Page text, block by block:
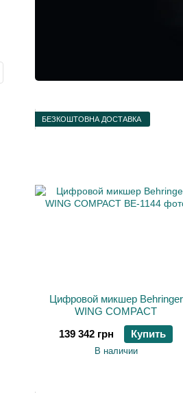
БЕЗКОШТОВНА ДОСТАВКА
Цифровой микшер Behringer
WING COMPACT
139 342 грн
Купить
В наличии